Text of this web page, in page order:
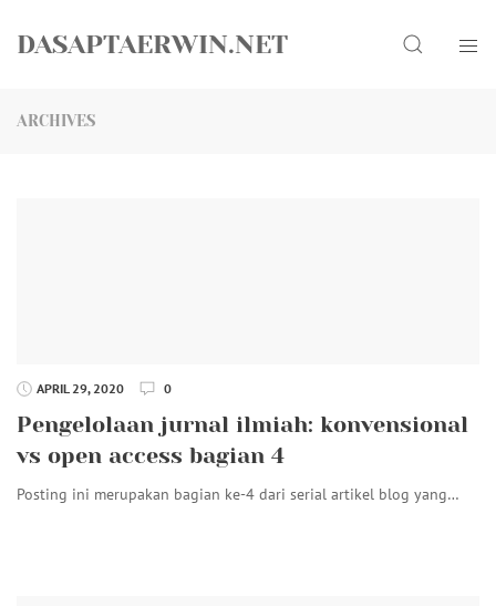
DASAPTAERWIN.NET Search
ARCHIVES
APRIL 29, 2020 0
Pengelolaan jurnal ilmiah: konvensional
vs open access bagian 4
Posting ini merupakan bagian ke-4 dari serial artikel blog yang…